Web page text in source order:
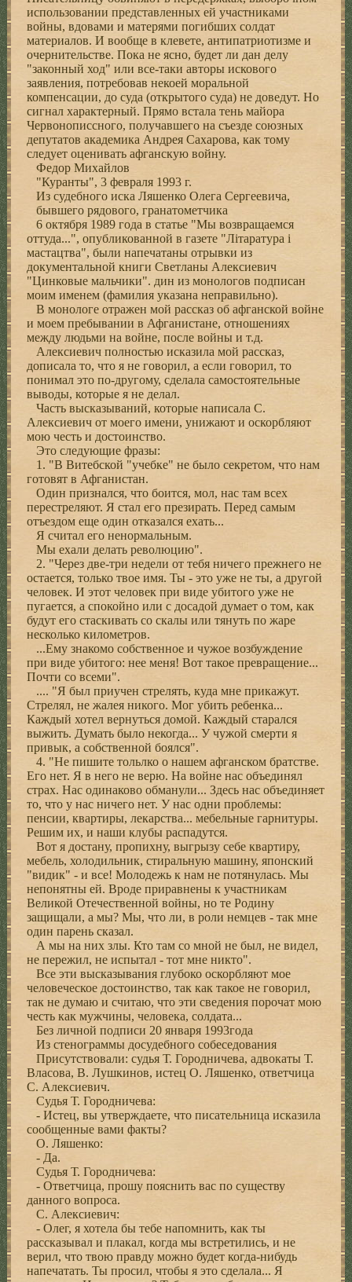
использовании представленных ей участниками
войны, вдовами и матерями погибших солдат
материалов. И вообще в клевете, антипатриотизме и
очернительстве. Пока не ясно, будет ли дан делу
"законный ход" или все-таки авторы искового
заявления, потребовав некоей моральной
компенсации, до суда (открытого суда) не доведут. Но
сигнал характерный. Прямо встала тень майора
Червонописсного, получавшего на съезде союзных
депутатов академика Андрея Сахарова, как тому
следует оценивать афганскую войну.
Федор Михайлов
"Куранты", 3 февраля 1993 г.
Из судебного иска Ляшенко Олега Сергеевича,
бывшего рядового, гранатометчика
6 октября 1989 года в статье "Мы возвращаемся
оттуда...", опубликованной в газете "Лiтаратура i
мастацтва", были напечатаны отрывки из
документальной книги Светланы Алексиевич
"Цинковые мальчики". дин из монологов подписан
моим именем (фамилия указана неправильно).
В монологе отражен мой рассказ об афганской войне
и моем пребывании в Афганистане, отношениях
между людьми на войне, после войны и т.д.
Алексиевич полностью исказила мой рассказ,
дописала то, что я не говорил, а если говорил, то
понимал это по-другому, сделала самостоятельные
выводы, которые я не делал.
Часть высказываний, которые написала С.
Алексиевич от моего имени, унижают и оскорбляют
мою честь и достоинство.
Это следующие фразы:
1. "В Витебской "учебке" не было секретом, что нам
готовят в Афганистан.
Один признался, что боится, мол, нас там всех
перестреляют. Я стал его презирать. Перед самым
отъездом еще один отказался ехать...
Я считал его ненормальным.
Мы ехали делать революцию".
2. "Через две-три недели от тебя ничего прежнего не
остается, только твое имя. Ты - это уже не ты, а другой
человек. И этот человек при виде убитого уже не
пугается, а спокойно или с досадой думает о том, как
будут его стаскивать со скалы или тянуть по жаре
несколько километров.
...Ему знакомо собственное и чужое возбуждение
при виде убитого: нее меня! Вот такое превращение...
Почти со всеми".
.... "Я был приучен стрелять, куда мне прикажут.
Стрелял, не жалея никого. Мог убить ребенка...
Каждый хотел вернуться домой. Каждый старался
выжить. Думать было некогда... У чужой смерти я
привык, а собственной боялся".
4. "Не пишите тольлко о нашем афганском братстве.
Его нет. Я в него не верю. На войне нас объединял
страх. Нас одинаково обманули... Здесь нас объединяет
то, что у нас ничего нет. У нас одни проблемы:
пенсии, квартиры, лекарства... мебельные гарнитуры.
Решим их, и наши клубы распадутся.
Вот я достану, пропихну, выгрызу себе квартиру,
мебель, холодильник, стиральную машину, японский
"видик" - и все! Молодежь к нам не потянулась. Мы
непонятны ей. Вроде приравнены к участникам
Великой Отечественной войны, но те Родину
защищали, а мы? Мы, что ли, в роли немцев - так мне
один парень сказал.
А мы на них злы. Кто там со мной не был, не видел,
не пережил, не испытал - тот мне никто".
Все эти высказывания глубоко оскорбляют мое
человеческое достоинство, так как такое не говорил,
так не думаю и считаю, что эти сведения порочат мою
честь как мужчины, человека, солдата...
Без личной подписи 20 января 1993года
Из стенограммы досудебного собеседования
Присутствовали: судья Т. Городничева, адвокаты Т.
Власова, В. Лушкинов, истец О. Ляшенко, ответчица
С. Алексиевич.
Судья Т. Городничева:
- Истец, вы утверждаете, что писательница исказила
сообщенные вами факты?
О. Ляшенко:
- Да.
Судья Т. Городничева:
- Ответчица, прошу пояснить вас по существу
данного вопроса.
С. Алексиевич:
- Олег, я хотела бы тебе напомнить, как ты
рассказывал и плакал, когда мы встретились, и не
верил, что твою правду можно будет когда-нибудь
напечатать. Ты просил, чтобы я это сделала... Я